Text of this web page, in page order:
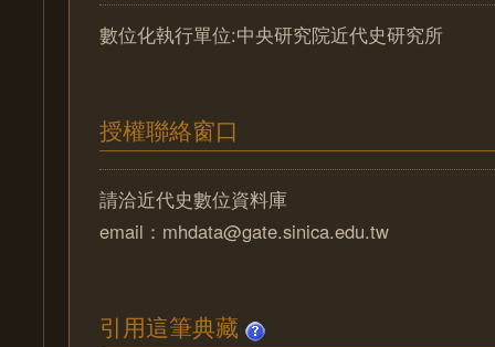
數位化執行單位:中央研究院近代史研究所
授權聯絡窗口
請洽近代史數位資料庫
email：mhdata@gate.sinica.edu.tw
引用這筆典藏